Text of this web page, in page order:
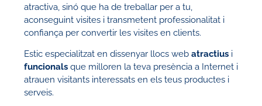
atractiva, sinó que ha de treballar per a tu,
aconseguint visites i transmetent professionalitat i
confiança per convertir les visites en clients.
Estic especialitzat en dissenyar llocs web atractius i
funcionals que milloren la teva presència a Internet i
atrauen visitants interessats en els teus productes i
serveis.